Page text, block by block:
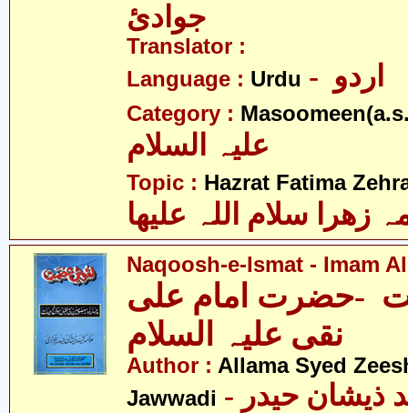
جوادئ
Translator :
Language : Urdu
Category :
Topic : Hazrat Fatima
زھرا سلام اللہ علیھا
Naqoosh-e-Ismat - Imam
-حضرت امام علی
نقی علیہ السلام
Author : Allama Syed
Jawwadi - علامہ سیّد ذیشان حیدر